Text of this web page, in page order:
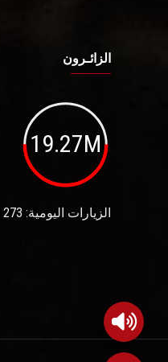
الزائـرون
19.27M
الزيارات اليومية: 273